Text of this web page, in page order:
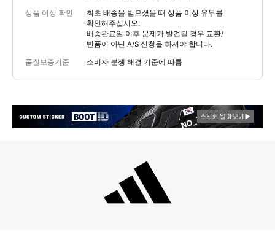
상품 이상 확인
최초 배송을 받으셨을 때 상품 이상 유무를
확인해주십시오.
배송완료일 이후 문제가 발견될 경우 교환/
반품이 아닌 A/S 신청을 하셔야 합니다.
품질보증기준 소비자 분쟁 해결 기준에 따름